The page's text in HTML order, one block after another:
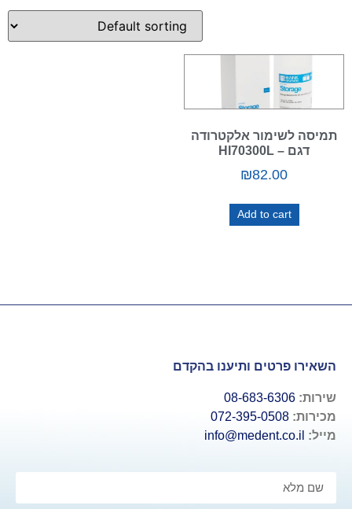
תמיסה לשימור אלקטרודה
דגם – HI70300L
₪82.00
Add to cart
השאירו פרטים ותיענו בהקדם
שירות: 08-683-6306
מכירות: 072-395-0508
מייל: info@medent.co.il